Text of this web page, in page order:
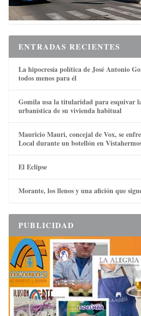
ENTRADAS RECIENTES
La hipocresía política de José Antonio
todos menos para él
Gomila usa la titularidad para esquivar
urbanística de su vivienda habitual
Mauricio Mauri, concejal de Vox, se
Local durante un botellón en
El Eclipse
Morante, los llenos y una afición que
PUBLICIDAD